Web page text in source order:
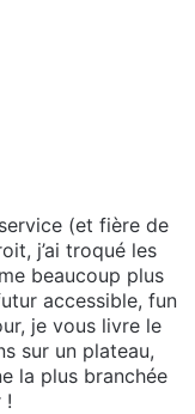
(et fière de
j’ai troqué les
beaucoup plus
accessible, fun
je vous livre le
sur un plateau,
la plus branchée
!